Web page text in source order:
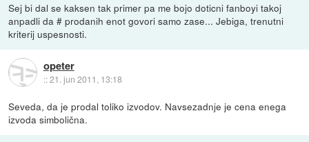
Sej bi dal se kaksen tak primer pa me bojo doticni fanboyi takoj
anpadli da # prodanih enot govori samo zase... Jebiga, trenutni
kriterij uspesnosti.
opeter
::21. jun 2011, 13:18
Seveda, da je prodal toliko izvodov. Navsezadnje je cena enega
izvoda simbolična.